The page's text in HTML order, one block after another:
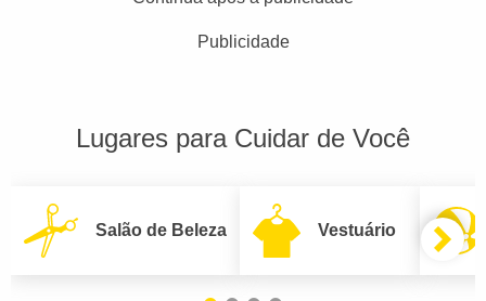
Publicidade
Lugares para Cuidar de Você
Salão de Beleza Vestuário